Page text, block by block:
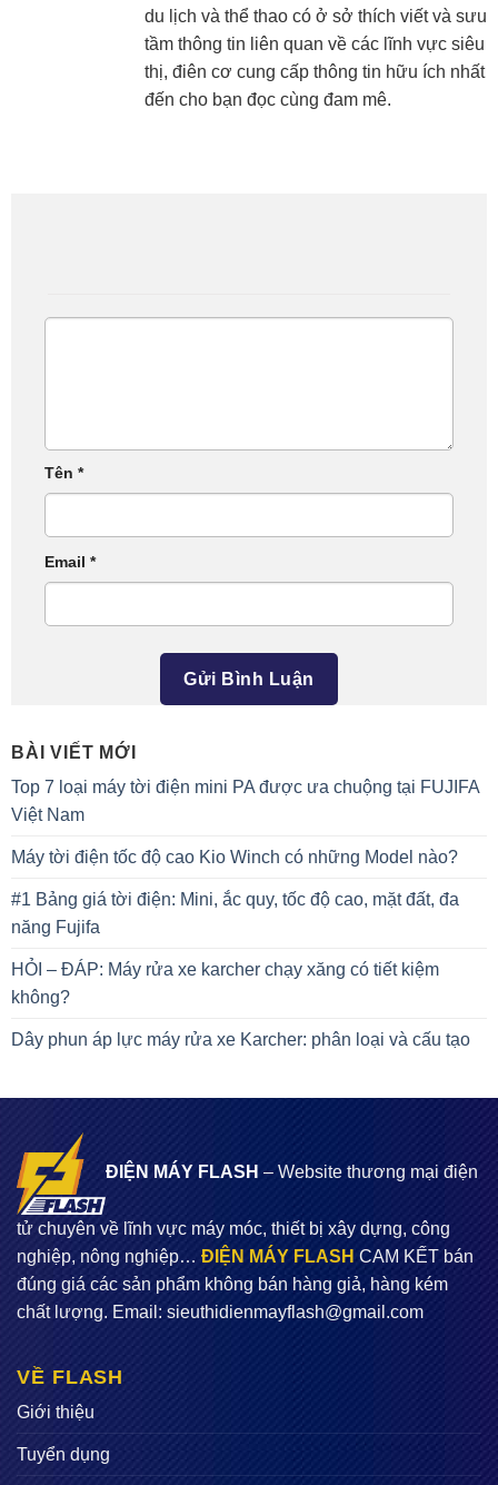
du lịch và thể thao có ở sở thích viết và sưu
tầm thông tin liên quan về các lĩnh vực siêu
thị, điên cơ cung cấp thông tin hữu ích nhất
đến cho bạn đọc cùng đam mê.
Tên *
Email *
BÀI VIẾT MỚI
Top 7 loại máy tời điện mini PA được ưa chuộng tại FUJIFA
Việt Nam
Máy tời điện tốc độ cao Kio Winch có những Model nào?
#1 Bảng giá tời điện: Mini, ắc quy, tốc độ cao, mặt đất, đa
năng Fujifa
HỎI – ĐÁP: Máy rửa xe karcher chạy xăng có tiết kiệm
không?
Dây phun áp lực máy rửa xe Karcher: phân loại và cấu tạo
ĐIỆN MÁY FLASH – Website thương mại điện
tử chuyên về lĩnh vực máy móc, thiết bị xây dựng, công
nghiệp, nông nghiệp… ĐIỆN MÁY FLASH CAM KẾT bán
đúng giá các sản phẩm không bán hàng giả, hàng kém
chất lượng. Email: sieuthidienmayflash@gmail.com
VỀ FLASH
Giới thiệu
Tuyển dụng